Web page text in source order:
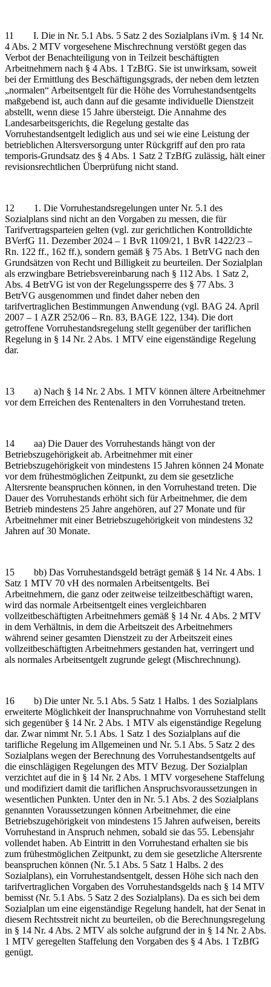
11 I. Die in Nr. 5.1 Abs. 5 Satz 2 des Sozialplans iVm. § 14 Nr.
4 Abs. 2 MTV vorgesehene Mischrechnung verstößt gegen das
Verbot der Benachteiligung von in Teilzeit beschäftigten
Arbeitnehmern nach § 4 Abs. 1 TzBfG. Sie ist unwirksam, soweit
bei der Ermittlung des Beschäftigungsgrads, der neben dem letzten
„normalen“ Arbeitsentgelt für die Höhe des Vorruhestandsentgelts
maßgebend ist, auch dann auf die gesamte individuelle Dienstzeit
abstellt, wenn diese 15 Jahre übersteigt. Die Annahme des
Landesarbeitsgerichts, die Regelung gestalte das
Vorruhestandsentgelt lediglich aus und sei wie eine Leistung der
betrieblichen Altersversorgung unter Rückgriff auf den pro rata
temporis-Grundsatz des § 4 Abs. 1 Satz 2 TzBfG zulässig, hält einer
revisionsrechtlichen Überprüfung nicht stand.
12 1. Die Vorruhestandsregelungen unter Nr. 5.1 des
Sozialplans sind nicht an den Vorgaben zu messen, die für
Tarifvertragsparteien gelten (vgl. zur gerichtlichen Kontrolldichte
BVerfG 11. Dezember 2024 – 1 BvR 1109/21, 1 BvR 1422/23 –
Rn. 122 ff., 162 ff.), sondern gemäß § 75 Abs. 1 BetrVG nach den
Grundsätzen von Recht und Billigkeit zu beurteilen. Der Sozialplan
als erzwingbare Betriebsvereinbarung nach § 112 Abs. 1 Satz 2,
Abs. 4 BetrVG ist von der Regelungssperre des § 77 Abs. 3
BetrVG ausgenommen und findet daher neben den
tarifvertraglichen Bestimmungen Anwendung (vgl. BAG 24. April
2007 – 1 AZR 252/06 – Rn. 83, BAGE 122, 134). Die dort
getroffene Vorruhestandsregelung stellt gegenüber der tariflichen
Regelung in § 14 Nr. 2 Abs. 1 MTV eine eigenständige Regelung
dar.
13 a) Nach § 14 Nr. 2 Abs. 1 MTV können ältere Arbeitnehmer
vor dem Erreichen des Rentenalters in den Vorruhestand treten.
14 aa) Die Dauer des Vorruhestands hängt von der
Betriebszugehörigkeit ab. Arbeitnehmer mit einer
Betriebszugehörigkeit von mindestens 15 Jahren können 24 Monate
vor dem frühestmöglichen Zeitpunkt, zu dem sie gesetzliche
Altersrente beanspruchen können, in den Vorruhestand treten. Die
Dauer des Vorruhestands erhöht sich für Arbeitnehmer, die dem
Betrieb mindestens 25 Jahre angehören, auf 27 Monate und für
Arbeitnehmer mit einer Betriebszugehörigkeit von mindestens 32
Jahren auf 30 Monate.
15 bb) Das Vorruhestandsgeld beträgt gemäß § 14 Nr. 4 Abs. 1
Satz 1 MTV 70 vH des normalen Arbeitsentgelts. Bei
Arbeitnehmern, die ganz oder zeitweise teilzeitbeschäftigt waren,
wird das normale Arbeitsentgelt eines vergleichbaren
vollzeitbeschäftigten Arbeitnehmers gemäß § 14 Nr. 4 Abs. 2 MTV
in dem Verhältnis, in dem die Arbeitszeit des Arbeitnehmers
während seiner gesamten Dienstzeit zu der Arbeitszeit eines
vollzeitbeschäftigten Arbeitnehmers gestanden hat, verringert und
als normales Arbeitsentgelt zugrunde gelegt (Mischrechnung).
16 b) Die unter Nr. 5.1 Abs. 5 Satz 1 Halbs. 1 des Sozialplans
erweiterte Möglichkeit der Inanspruchnahme von Vorruhestand stellt
sich gegenüber § 14 Nr. 2 Abs. 1 MTV als eigenständige Regelung
dar. Zwar nimmt Nr. 5.1 Abs. 1 Satz 1 des Sozialplans auf die
tarifliche Regelung im Allgemeinen und Nr. 5.1 Abs. 5 Satz 2 des
Sozialplans wegen der Berechnung des Vorruhestandsentgelts auf
die einschlägigen Regelungen des MTV Bezug. Der Sozialplan
verzichtet auf die in § 14 Nr. 2 Abs. 1 MTV vorgesehene Staffelung
und modifiziert damit die tariflichen Anspruchsvoraussetzungen in
wesentlichen Punkten. Unter den in Nr. 5.1 Abs. 2 des Sozialplans
genannten Voraussetzungen können Arbeitnehmer, die eine
Betriebszugehörigkeit von mindestens 15 Jahren aufweisen, bereits
Vorruhestand in Anspruch nehmen, sobald sie das 55. Lebensjahr
vollendet haben. Ab Eintritt in den Vorruhestand erhalten sie bis
zum frühestmöglichen Zeitpunkt, zu dem sie gesetzliche Altersrente
beanspruchen können (Nr. 5.1 Abs. 5 Satz 1 Halbs. 2 des
Sozialplans), ein Vorruhestandsentgelt, dessen Höhe sich nach den
tarifvertraglichen Vorgaben des Vorruhestandsgelds nach § 14 MTV
bemisst (Nr. 5.1 Abs. 5 Satz 2 des Sozialplans). Da es sich bei dem
Sozialplan um eine eigenständige Regelung handelt, hat der Senat in
diesem Rechtsstreit nicht zu beurteilen, ob die Berechnungsregelung
in § 14 Nr. 4 Abs. 2 MTV als solche aufgrund der in § 14 Nr. 2 Abs.
1 MTV geregelten Staffelung den Vorgaben des § 4 Abs. 1 TzBfG
genügt.